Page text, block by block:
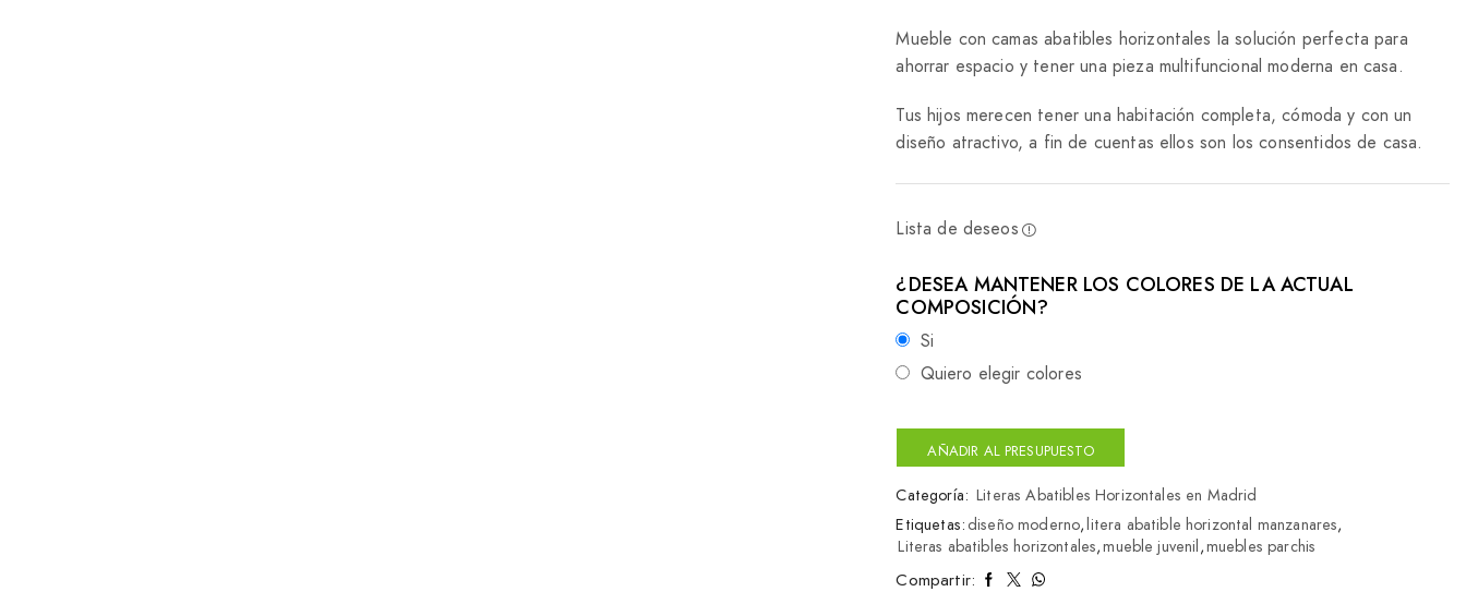
Mueble con camas abatibles horizontales la solución perfecta para
ahorrar espacio y tener una pieza multifuncional moderna en casa.
Tus hijos merecen tener una habitación completa, cómoda y con un
diseño atractivo, a fin de cuentas ellos son los consentidos de casa.
Lista de deseos
¿DESEA MANTENER LOS COLORES DE LA ACTUAL
COMPOSICIÓN?
Si
Quiero elegir colores
AÑADIR AL PRESUPUESTO
Categoría: Literas Abatibles Horizontales en Madrid
Etiquetas:diseño moderno,litera abatible horizontal manzanares,
Literas abatibles horizontales,mueble juvenil,muebles parchis
Compartir: